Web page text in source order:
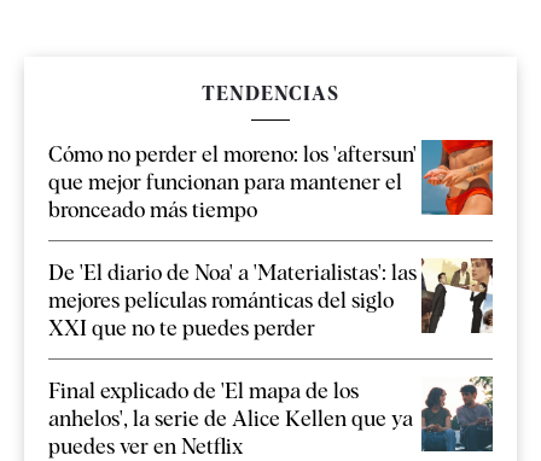
TENDENCIAS
Cómo no perder el moreno: los 'aftersun'
que mejor funcionan para mantener el
bronceado más tiempo
De 'El diario de Noa' a 'Materialistas': las
mejores películas románticas del siglo
XXI que no te puedes perder
Final explicado de 'El mapa de los
anhelos', la serie de Alice Kellen que ya
puedes ver en Netflix